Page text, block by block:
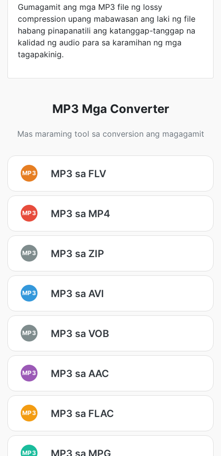
Gumagamit ang mga MP3 file ng lossy
compression upang mabawasan ang laki ng file
habang pinapanatili ang katanggap-tanggap na
kalidad ng audio para sa karamihan ng mga
tagapakinig.
MP3 Mga Converter
Mas maraming tool sa conversion ang magagamit
MP3 MP3 sa FLV
MP3 MP3 sa MP4
MP3 MP3 sa ZIP
MP3 MP3 sa AVI
MP3 MP3 sa VOB
MP3 MP3 sa AAC
MP3 MP3 sa FLAC
MP3 MP3 sa MPG